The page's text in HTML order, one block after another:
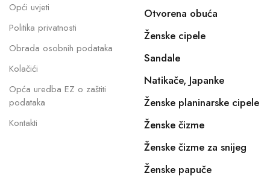
Opći uvjeti
Politika privatnosti
Obrada osobnih podataka
Kolačići
Opća uredba EZ o zaštiti
podataka
Kontakti
Otvorena obuća
Ženske cipele
Sandale
Natikače, Japanke
Ženske planinarske cipele
Ženske čizme
Ženske čizme za snijeg
Ženske papuče